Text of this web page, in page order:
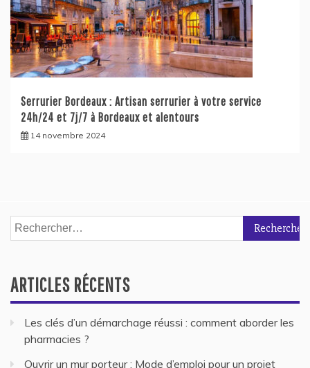
Serrurier Bordeaux : Artisan serrurier à votre service
24h/24 et 7j/7 à Bordeaux et alentours
14 novembre 2024
Rechercher :
ARTICLES RÉCENTS
Les clés d’un démarchage réussi : comment aborder les
pharmacies ?
Ouvrir un mur porteur : Mode d’emploi pour un projet